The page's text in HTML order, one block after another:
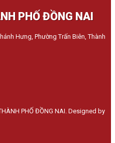
PHỐ ĐỒNG NAI
Hưng, Phường Trấn Biên, Thành
PHỐ ĐỒNG NAI. Designed by